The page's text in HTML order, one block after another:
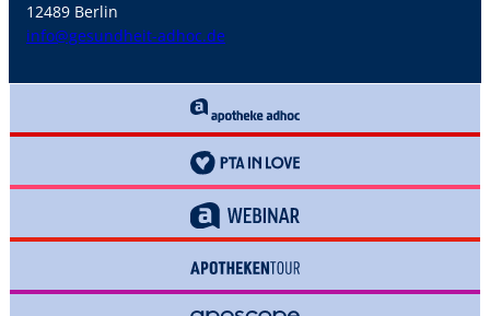
12489 Berlin
info@gesundheit-adhoc.de